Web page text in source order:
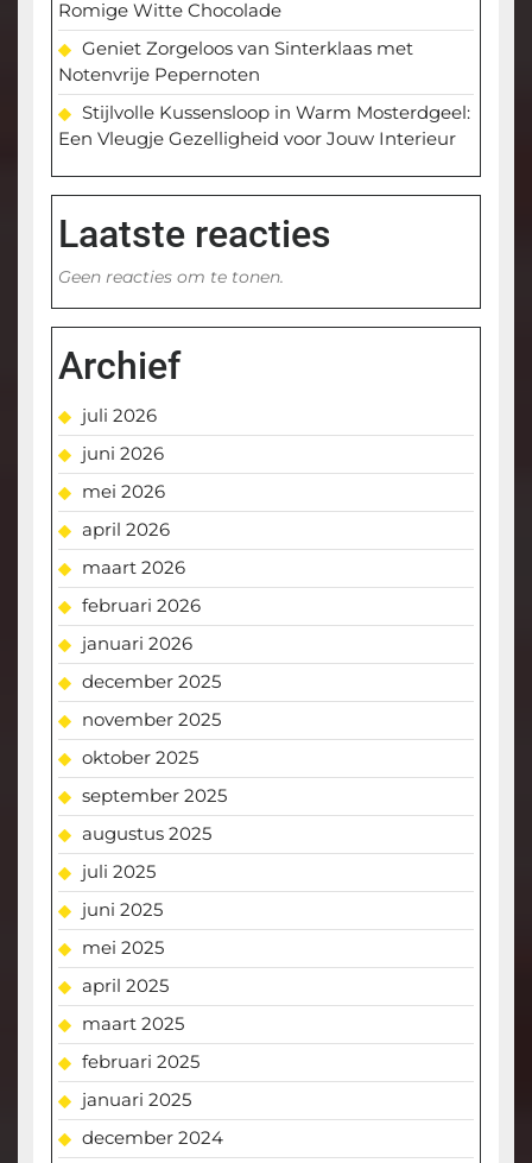
Romige Witte Chocolade
Geniet Zorgeloos van Sinterklaas met
Notenvrije Pepernoten
Stijlvolle Kussensloop in Warm Mosterdgeel:
Een Vleugje Gezelligheid voor Jouw Interieur
Laatste reacties
Geen reacties om te tonen.
Archief
juli 2026
juni 2026
mei 2026
april 2026
maart 2026
februari 2026
januari 2026
december 2025
november 2025
oktober 2025
september 2025
augustus 2025
juli 2025
juni 2025
mei 2025
april 2025
maart 2025
februari 2025
januari 2025
december 2024